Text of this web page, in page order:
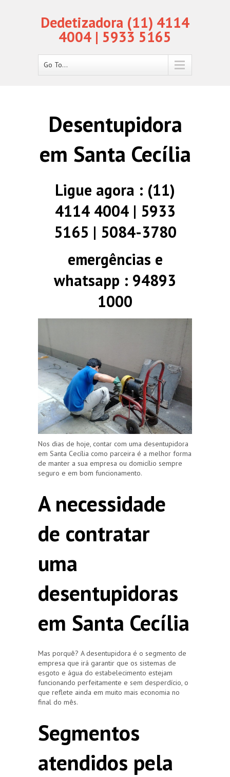
Dedetizadora (11) 4114
4004 | 5933 5165
Go To...
Desentupidora
em Santa Cecília
Ligue agora : (11)
4114 4004 | 5933
5165 | 5084-3780
emergências e
whatsapp : 94893
1000
Nos dias de hoje, contar com uma desentupidora
em Santa Cecília como parceira é a melhor forma
de manter a sua empresa ou domicílio sempre
seguro e em bom funcionamento.
A necessidade
de contratar
uma
desentupidoras
em Santa Cecília
Mas porquê? A desentupidora é o segmento de
empresa que irá garantir que os sistemas de
esgoto e água do estabelecimento estejam
funcionando perfeitamente e sem desperdício, o
que reflete ainda em muito mais economia no
final do mês.
Segmentos
atendidos pela